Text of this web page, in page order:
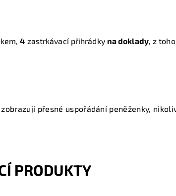
4 zastrkávací přihrádky na doklady, z
přesné uspořádání peněženky,
PRODUKTY